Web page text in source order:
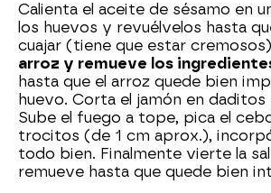
Calienta el aceite de sésamo en
los huevos y revuélvelos hasta
cuajar (tiene que estar
arroz y remueve los
hasta que el arroz quede bien
huevo. Corta el jamón en daditos
Sube el fuego a tope, pica el
trocitos (de 1 cm aprox.),
todo bien. Finalmente vierte la
remueve hasta que quede bien